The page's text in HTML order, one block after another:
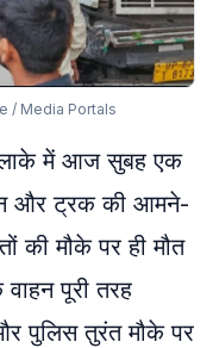
/ Media Portals
में आज सुबह एक
और ट्रक की आमने-
की मौके पर ही मौत
पूरी तरह
पुलिस तुरंत मौके पर